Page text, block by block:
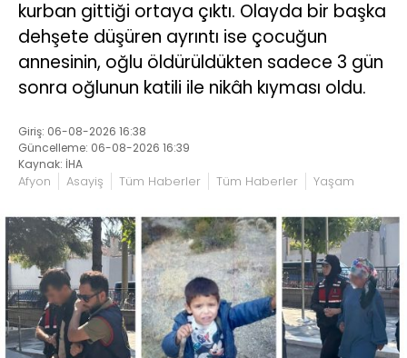
kurban gittiği ortaya çıktı. Olayda bir başka
dehşete düşüren ayrıntı ise çocuğun
annesinin, oğlu öldürüldükten sadece 3 gün
sonra oğlunun katili ile nikâh kıyması oldu.
Giriş: 06-08-2026 16:38
Güncelleme: 06-08-2026 16:39
Kaynak: İHA
Afyon Asayiş Tüm Haberler Tüm Haberler Yaşam